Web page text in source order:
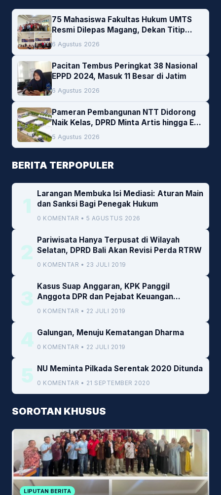
75 Mahasiswa Fakultas Hukum UMTS
Resmi Dilepas Magang, Dekan Titip
Empat Pesan Penting
6 Agustus 2026
Pacitan Tembus Peringkat 38 Nasional
EPPD 2024, Masuk 11 Besar di Jatim
6 Agustus 2026
Pameran Pembangunan NTT Didorong
Naik Kelas, DPRD Minta Artis hingga EO
Lokal Jadi Prioritas
5 Agustus 2026
BERITA TERPOPULER
1
Larangan Membuka Isi Mediasi: Aturan Main
dan Sanksi Bagi Penegak Hukum
0 KOMENTAR • 5 AGUSTUS 2026
2
Pariwisata Hanya Terpusat di Wilayah
Selatan, DPRD Bali Akan Revisi Perda RTRW
0 KOMENTAR • 23 JULI 2019
3
Kasus Suap Anggaran, KPK Panggil
Anggota DPR dan Pejabat Keuangan
Kemenkeu
0 KOMENTAR • 22 JULI 2019
4 Galungan, Menuju Kematangan Dharma
0 KOMENTAR • 22 JULI 2019
5 NU Meminta Pilkada Serentak 2020 Ditunda
0 KOMENTAR • 21 SEPTEMBER 2020
SOROTAN KHUSUS
LIPUTAN BERITA